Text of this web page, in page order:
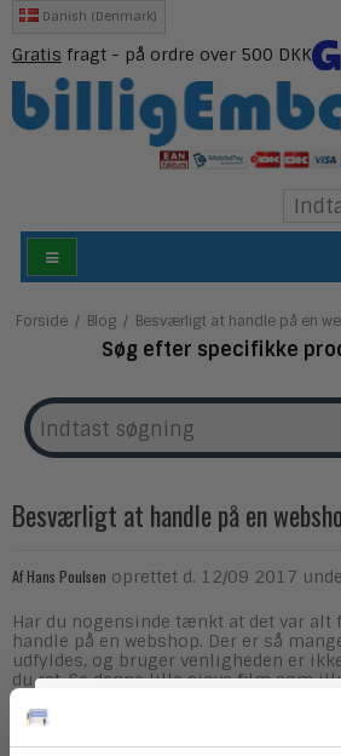
Danish (Denmark)
Gratis fragt - på ordre over 500 DKK
Forside / Blog / Besværligt at handle på en
Søg efter specifikke
Besværligt at handle på en
Af Hans Poulsen oprettet d. 12/09 2017
Har du nogensinde tænkt at det var
handle på en webshop. Der er så
udfyldes, og bruger venligheden er
du ret. Se denne lille sjove film som
syntes det kan være besværligt at